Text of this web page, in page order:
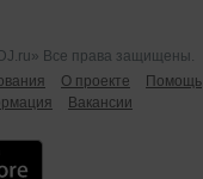
Все права защищены.
О проекте Помощь
Вакансии